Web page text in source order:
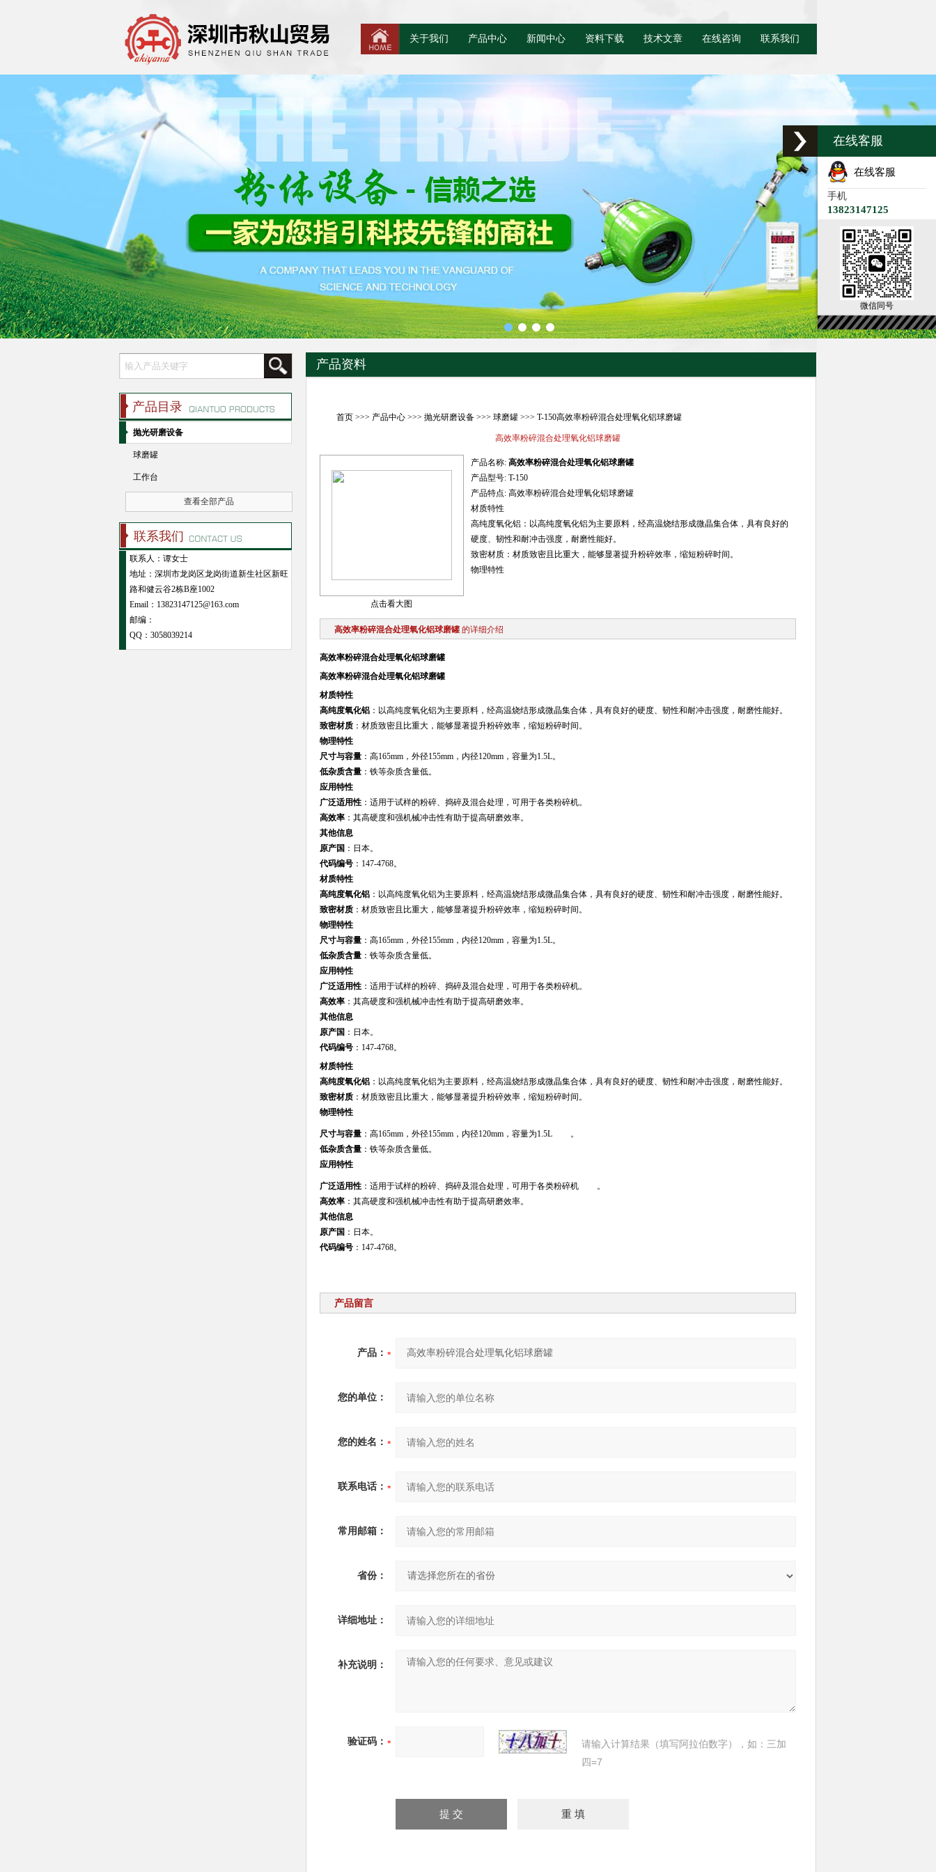
关于我们 产品中心 新闻中心 资料下载 技术文章 在线咨询 联系我们
产品资料
首页>>> 产品中心>>> 抛光研磨设备>>> 球磨罐>>> T-150高效率粉碎混合处理氧化铝球磨罐
高效率粉碎混合处理氧化铝球磨罐
点击看大图
产品名称: 高效率粉碎混合处理氧化铝球磨罐
产品型号: T-150
产品特点: 高效率粉碎混合处理氧化铝球磨罐
材质特性
高纯度氧化铝：以高纯度氧化铝为主要原料，经高温烧结形成微晶集合体，具有良好的
硬度、韧性和耐冲击强度，耐磨性能好。
致密材质：材质致密且比重大，能够显著提升粉碎效率，缩短粉碎时间。
物理特性
高效率粉碎混合处理氧化铝球磨罐 的详细介绍
高效率粉碎混合处理氧化铝球磨罐
高效率粉碎混合处理氧化铝球磨罐
材质特性
高纯度氧化铝：以高纯度氧化铝为主要原料，经高温烧结形成微晶集合体，具有良好的硬度、韧性和耐冲击强度，耐磨性能好。
致密材质：材质致密且比重大，能够显著提升粉碎效率，缩短粉碎时间。
物理特性
尺寸与容量：高165mm，外径155mm，内径120mm，容量为1.5L。
低杂质含量：铁等杂质含量低。
应用特性
广泛适用性：适用于试样的粉碎、捣碎及混合处理，可用于各类粉碎机。
高效率：其高硬度和强机械冲击性有助于提高研磨效率。
其他信息
原产国 ：日本。
代码编号：147-4768。
材质特性
高纯度氧化铝：以高纯度氧化铝为主要原料，经高温烧结形成微晶集合体，具有良好的硬度、韧性和耐冲击强度，耐磨性能好。
致密材质：材质致密且比重大，能够显著提升粉碎效率，缩短粉碎时间。
物理特性
尺寸与容量：高165mm，外径155mm，内径120mm，容量为1.5L。
低杂质含量：铁等杂质含量低。
应用特性
广泛适用性：适用于试样的粉碎、捣碎及混合处理，可用于各类粉碎机。
高效率：其高硬度和强机械冲击性有助于提高研磨效率。
其他信息
原产国 ：日本。
代码编号：147-4768。
材质特性
高纯度氧化铝：以高纯度氧化铝为主要原料，经高温烧结形成微晶集合体，具有良好的硬度、韧性和耐冲击强度，耐磨性能好。
致密材质：材质致密且比重大，能够显著提升粉碎效率，缩短粉碎时间。
物理特性
尺寸与容量：高165mm，外径155mm，内径120mm，容量为1.5L
。
低杂质含量：铁等杂质含量低。
应用特性
广泛适用性：适用于试样的粉碎、捣碎及混合处理，可用于各类粉碎机
。
高效率：其高硬度和强机械冲击性有助于提高研磨效率。
其他信息
原产国 ：日本。
代码编号：147-4768。
产品留言
产品：
您的单位：
您的姓名：
联系电话：
常用邮箱：
省份：
详细地址：
补充说明：
验证码：
请输入计算结果（填写阿拉伯数字），如：三加
四=7
产品目录
抛光研磨设备
球磨罐
工作台
查看全部产品
联系我们
联系人：谭女士
地址：深圳市龙岗区龙岗街道新生社区新旺
路和健云谷2栋B座1002
Email：13823147125@163.com
邮编：
QQ： 3058039214
在线客服
在线客服
手机
13823147125
微信同号